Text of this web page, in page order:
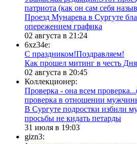
патриота (как он сам себя
​Проезд Мунарева в Сургуте
опережением графика
02 августа в 21:24
6xz34e:
С праздником!Поздравляем!
Как прошел митинг в честь
02 августа в 20:45
Коллекционер:
Проверка - она всем
проверка в отношении
В Сургуте подростки избили
просьбы не кидать петарды
31 июля в 19:03
gizn3: